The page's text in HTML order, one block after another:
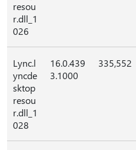
resou
r.dll_1
026
Lync.l
yncde
sktop
resou
r.dll_1
028
16.0.439
3.1000
335,552